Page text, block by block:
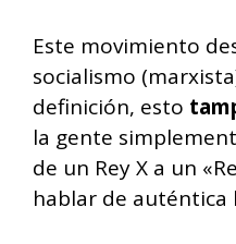
Este movimiento
socialismo
definición, esto
la gente
de un Rey X a un
hablar de auténtica